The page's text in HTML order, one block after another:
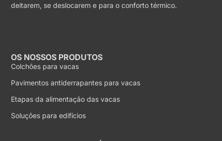
deitarem, se deslocarem e para o conforto térmico.
OS NOSSOS PRODUTOS
Colchões para vacas
Pavimentos antiderrapantes para vacas
Etapas da alimentação das vacas
Soluções para edifícios